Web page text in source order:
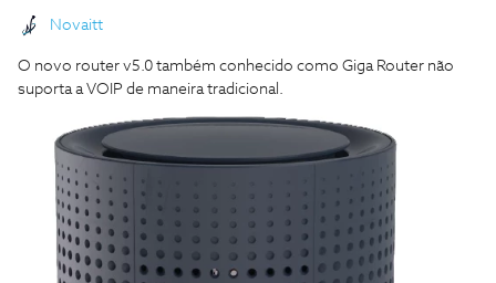
Novaitt
O novo router v5.0 também conhecido como Giga Router não
suporta a VOIP de maneira tradicional.